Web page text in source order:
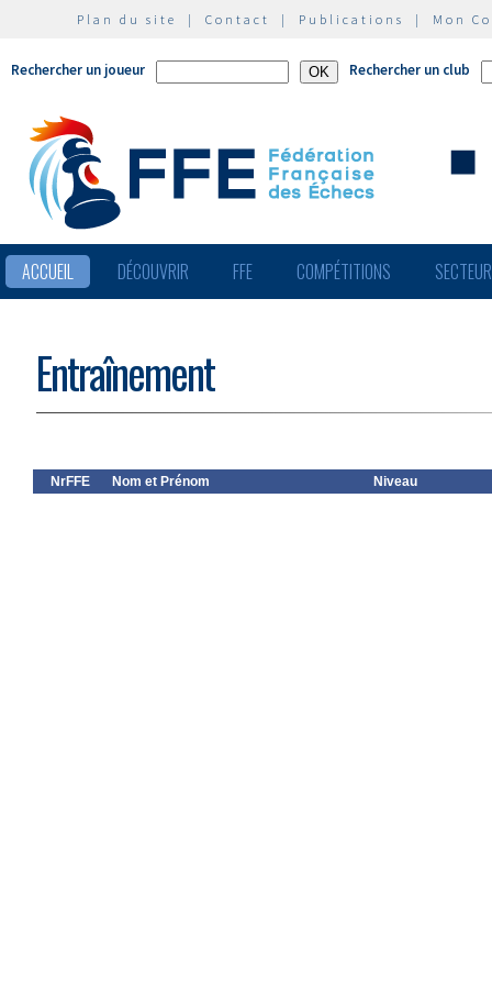
Plan du site | Contact | Publications | Mon
Rechercher un joueur Rechercher un club
ACCUEIL DÉCOUVRIR FFE COMPÉTITIONS
Entraînement
NrFFE Nom et Prénom Niveau